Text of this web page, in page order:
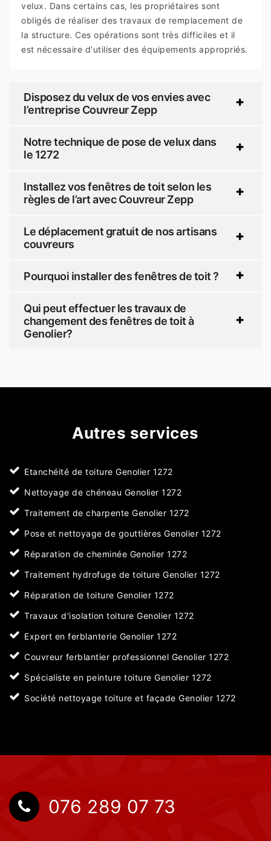
velux. Dans certains cas, les propriétaires sont
obligés de réaliser des travaux de remplacement de
la structure. Ces opérations sont très difficiles et il
est nécessaire d'utiliser des équipements appropriés.
Disposez du velux de vos envies avec
l’entreprise Couvreur Zepp
Notre technique de pose de velux dans
le 1272
Installez vos fenêtres de toit selon les
règles de l’art avec Couvreur Zepp
Le déplacement gratuit de nos artisans
couvreurs
Pourquoi installer des fenêtres de toit ?
Qui peut effectuer les travaux de
changement des fenêtres de toit à
Genolier?
Autres services
Etanchéité de toiture Genolier 1272
Nettoyage de chéneau Genolier 1272
Traitement de charpente Genolier 1272
Pose et nettoyage de gouttières Genolier 1272
Réparation de cheminée Genolier 1272
Traitement hydrofuge de toiture Genolier 1272
Réparation de toiture Genolier 1272
Travaux d'isolation toiture Genolier 1272
Expert en ferblanterie Genolier 1272
Couvreur ferblantier professionnel Genolier 1272
Spécialiste en peinture toiture Genolier 1272
Société nettoyage toiture et façade Genolier 1272
076 289 07 73